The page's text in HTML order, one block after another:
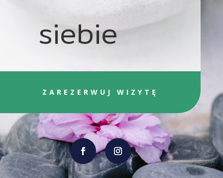
siebie
ZAREZERWUJ WIZYTĘ